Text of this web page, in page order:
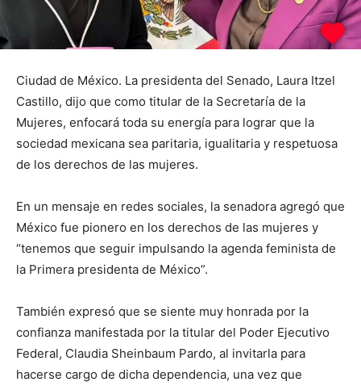
Ciudad de México. La presidenta del Senado, Laura Itzel
Castillo, dijo que como titular de la Secretaría de la
Mujeres, enfocará toda su energía para lograr que la
sociedad mexicana sea paritaria, igualitaria y respetuosa
de los derechos de las mujeres.
En un mensaje en redes sociales, la senadora agregó que
México fue pionero en los derechos de las mujeres y
“tenemos que seguir impulsando la agenda feminista de
la Primera presidenta de México”.
También expresó que se siente muy honrada por la
confianza manifestada por la titular del Poder Ejecutivo
Federal, Claudia Sheinbaum Pardo, al invitarla para
hacerse cargo de dicha dependencia, una vez que